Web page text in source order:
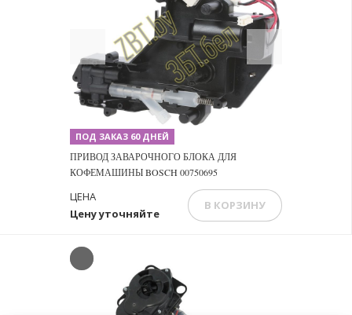
Previous Next
ПОД ЗАКАЗ 60 ДНЕЙ
ПРИВОД ЗАВАРОЧНОГО БЛОКА ДЛЯ
КОФЕМАШИНЫ BOSCH 00750695
Цену уточняйте
ЦЕНА
В КОРЗИНУ